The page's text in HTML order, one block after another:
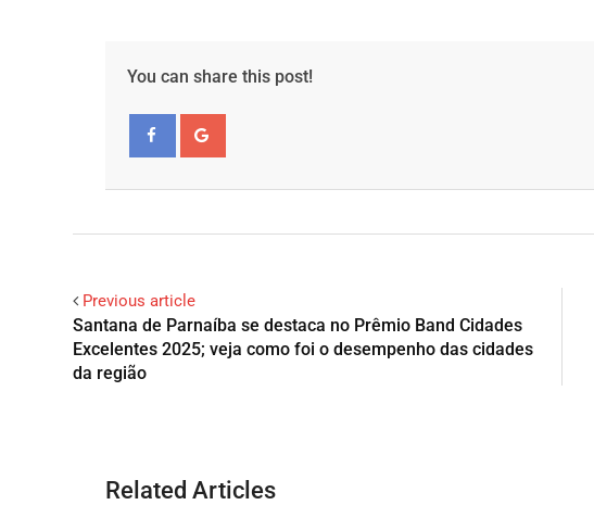
You can share this post!
Previous article
Santana de Parnaíba se destaca no Prêmio Band Cidades
Excelentes 2025; veja como foi o desempenho das cidades
da região
Related Articles